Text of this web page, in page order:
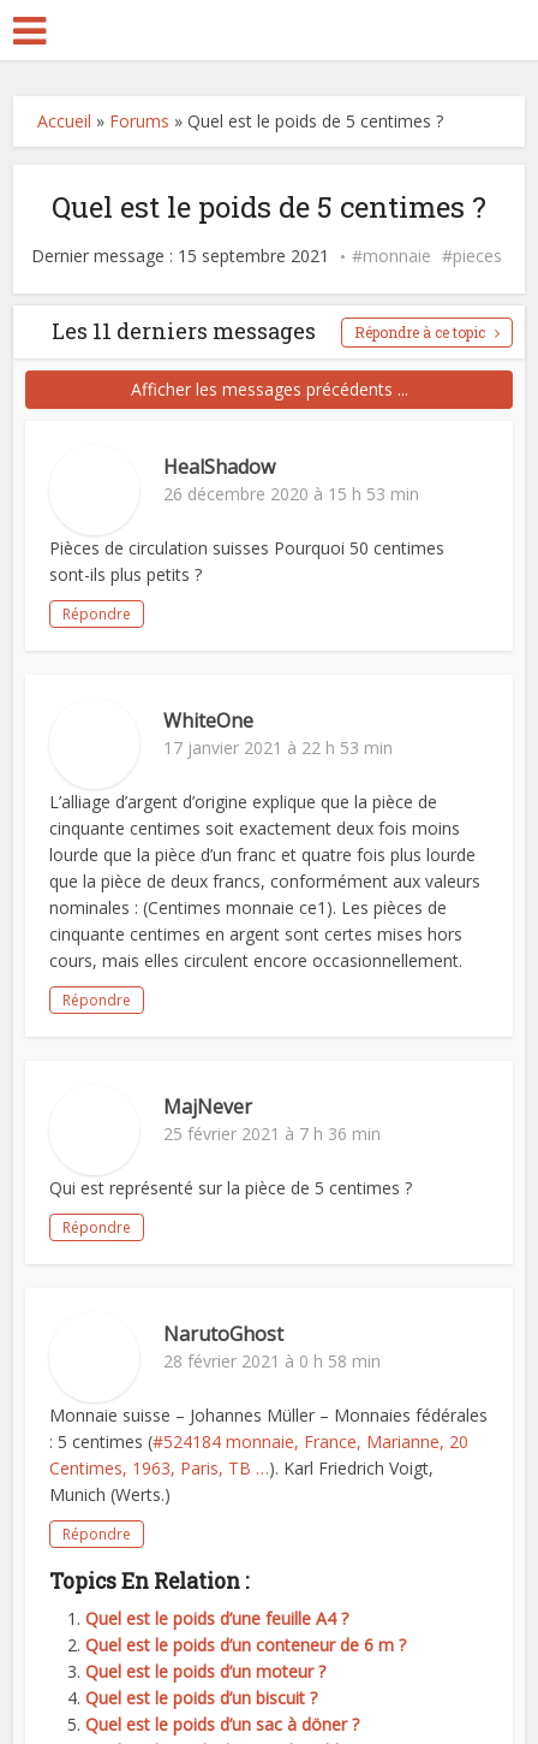
Accueil » Forums »Quel est le poids de 5 centimes ?
Quel est le poids de 5 centimes ?
Dernier message : 15 septembre 2021 monnaie pieces
Les 11 derniers messages Répondre à ce topic
Afficher les messages précédents ...
HealShadow
26 décembre 2020 à 15 h 53 min
Pièces de circulation suisses Pourquoi 50 centimes
sont-ils plus petits ?
Répondre
WhiteOne
17 janvier 2021 à 22 h 53 min
L’alliage d’argent d’origine explique que la pièce de
cinquante centimes soit exactement deux fois moins
lourde que la pièce d’un franc et quatre fois plus lourde
que la pièce de deux francs, conformément aux valeurs
nominales : (Centimes monnaie ce1). Les pièces de
cinquante centimes en argent sont certes mises hors
cours, mais elles circulent encore occasionnellement.
Répondre
MajNever
25 février 2021 à 7 h 36 min
Qui est représenté sur la pièce de 5 centimes ?
Répondre
NarutoGhost
28 février 2021 à 0 h 58 min
Monnaie suisse – Johannes Müller – Monnaies fédérales
: 5 centimes (#524184 monnaie, France, Marianne, 20
Centimes, 1963, Paris, TB …). Karl Friedrich Voigt,
Munich (Werts.)
Répondre
Topics En Relation :
Quel est le poids d’une feuille A4 ?
Quel est le poids d’un conteneur de 6 m ?
Quel est le poids d’un moteur ?
Quel est le poids d’un biscuit ?
Quel est le poids d’un sac à döner ?